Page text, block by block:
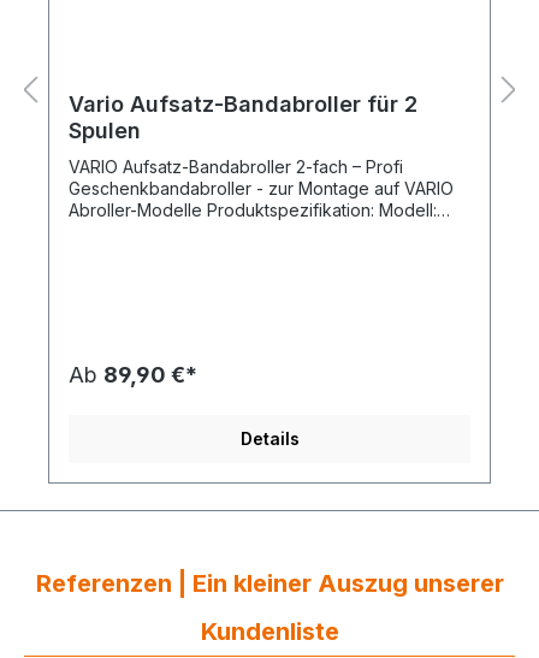
Vario Aufsatz-Bandabroller für 2
Spulen
VARIO Aufsatz-Bandabroller 2-fach – Profi
Geschenkbandabroller - zur Montage auf VARIO
Abroller-Modelle Produktspezifikation: Modell:
Geschenkbandabroller (2-fach) zur
ersichtlichen VARIO Tischabroller und VARIO
Onlineshop bestellen.) Vorteile von VARIO Profi
VARIO Bandabroller lässt sich flexibel auf andere
VARIO Abroller-Modelle montieren. Dieser Profi
Geschenkbandspender ist Teil der VARIO
Premium-Klasse und überzeugt durch
Ab 89,90 €*
Details
Referenzen | Ein kleiner Auszug unserer
Kundenliste